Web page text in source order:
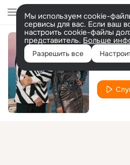
Мы используем cookie-
сервисы для вас. Если ваш
настроить cookie-файлы
представитель. Больше
Разрешить все